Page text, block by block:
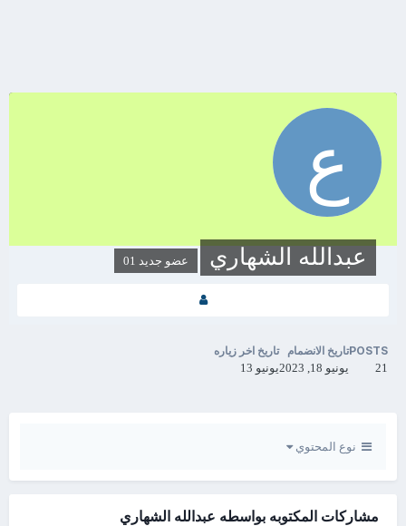
عبدالله الشهاري عضو جديد 01
POSTS
21
تاريخ الانضمام
يونيو 18, 2023
تاريخ اخر زياره
يونيو 13
نوع المحتوي
مشاركات المكتوبه بواسطه عبدالله الشهاري